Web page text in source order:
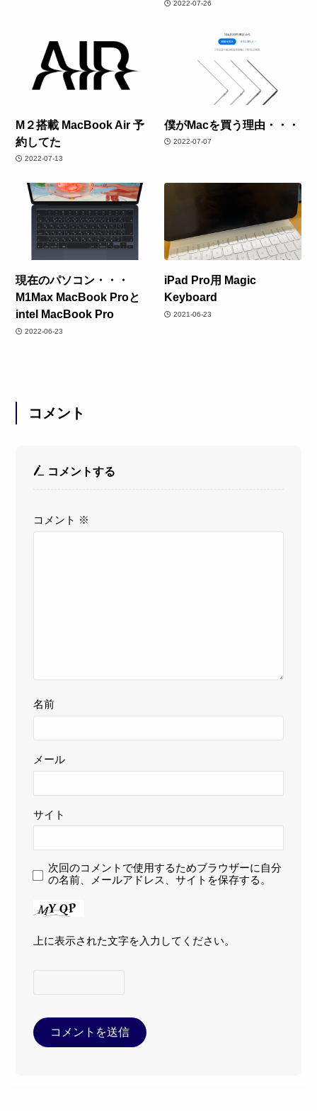
2022-07-26
M２搭載 MacBook Air 予
約してた
2022-07-13
僕がMacを買う理由・・・
2022-07-07
現在のパソコン・・・
M1Max MacBook Proと
intel MacBook Pro
2022-06-23
iPad Pro用 Magic
Keyboard
2021-06-23
コメント
コメントする
コメント ※
名前
メール
サイト
次回のコメントで使用するためブラウザーに自分
の名前、メールアドレス、サイトを保存する。
上に表示された文字を入力してください。